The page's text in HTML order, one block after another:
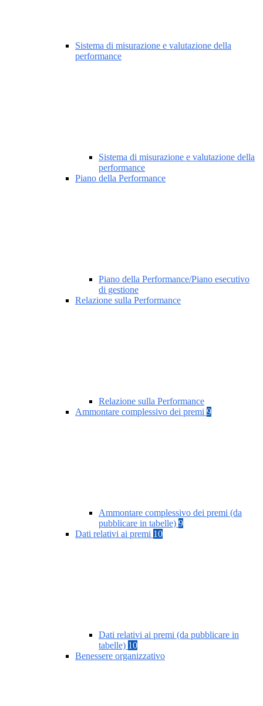
Sistema di misurazione e valutazione della
performance
Sistema di misurazione e valutazione della
performance
Piano della Performance
Piano della Performance/Piano esecutivo
di gestione
Relazione sulla Performance
Relazione sulla Performance
Ammontare complessivo dei premi 9
Ammontare complessivo dei premi (da
pubblicare in tabelle) 9
Dati relativi ai premi 10
Dati relativi ai premi (da pubblicare in
tabelle) 10
Benessere organizzativo